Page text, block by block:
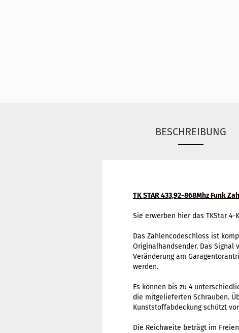
BESCHREIBUNG
TK STAR 433,92-868Mhz Funk
Sie erwerben hier das TKStar 4-
Das Zahlencodeschloss ist
Originalhandsender. Das Signal
Veränderung am
werden.
Es können bis zu 4
die mitgelieferten Schrauben.
Kunststoffabdeckung schützt
Die Reichweite beträgt im